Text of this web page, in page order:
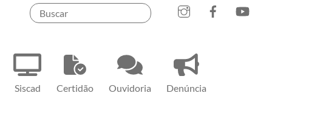
Siscad Certidão Ouvidoria Denúncia
InstagramFacebook